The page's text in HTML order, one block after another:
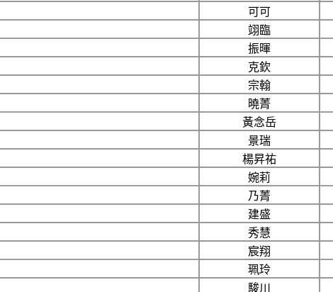
可可
翊臨
振暉
克欽
宗翰
曉菁
黃念岳
景瑞
楊昇祐
婉莉
乃菁
建盛
秀慧
宸翔
珮玲
駿川